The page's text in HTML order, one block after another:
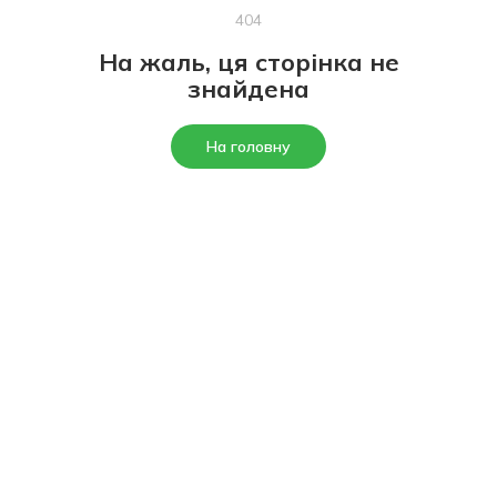
404
На жаль, ця сторінка не
знайдена
На головну